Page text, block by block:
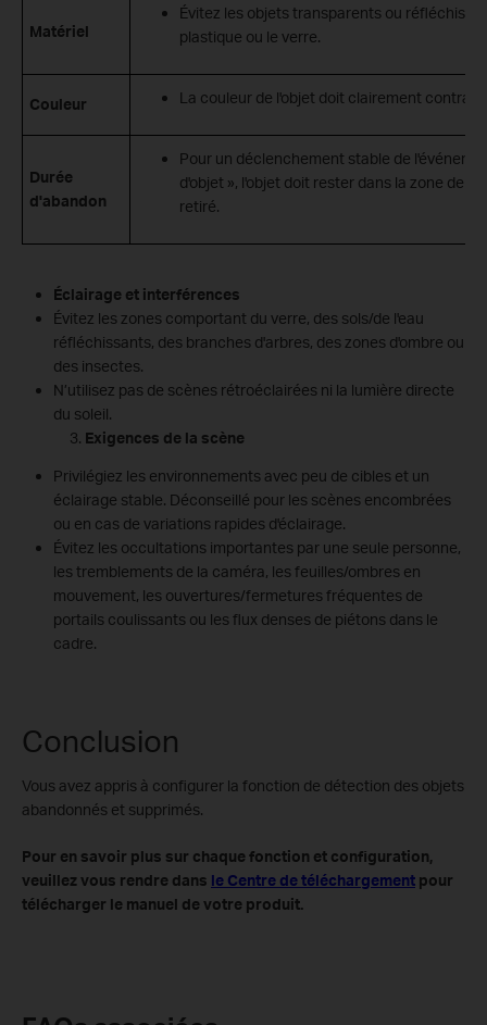
Matériel
Évitez les objets transparents ou
plastique ou le verre.
Couleur La couleur de l'objet doit clairement
Durée
d'abandon
Pour un déclenchement stable de
d'objet », l'objet doit rester dans la zone de
retiré.
Éclairage et interférences
Évitez les zones comportant du verre, des sols/de l'eau
réfléchissants, des branches d'arbres, des zones d'ombre ou
des insectes.
N’utilisez pas de scènes rétroéclairées ni la lumière directe
du soleil.
Exigences de la scène
Privilégiez les environnements avec peu de cibles et un
éclairage stable. Déconseillé pour les scènes encombrées
ou en cas de variations rapides d'éclairage.
Évitez les occultations importantes par une seule personne,
les tremblements de la caméra, les feuilles/ombres en
mouvement, les ouvertures/fermetures fréquentes de
portails coulissants ou les flux denses de piétons dans le
cadre.
Conclusion
Vous avez appris à configurer la fonction de détection des objets
abandonnés et supprimés.
Pour en savoir plus sur chaque fonction et configuration,
veuillez vous rendre dans le Centre de téléchargement pour
télécharger le manuel de votre produit.